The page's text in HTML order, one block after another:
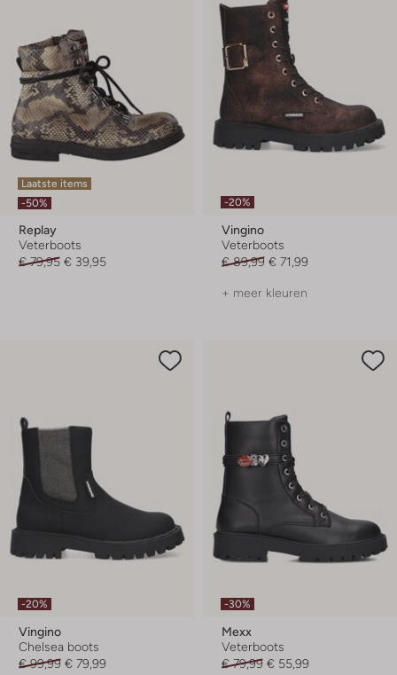
Laatste items
-50%
Replay
Veterboots
€ 79,95 € 39,95
-20%
Vingino
Veterboots
€ 89,99 € 71,99
+ meer kleuren
-20%
Vingino
Chelsea boots
€ 99,99 € 79,99
-30%
Mexx
Veterboots
€ 79,99 € 55,99